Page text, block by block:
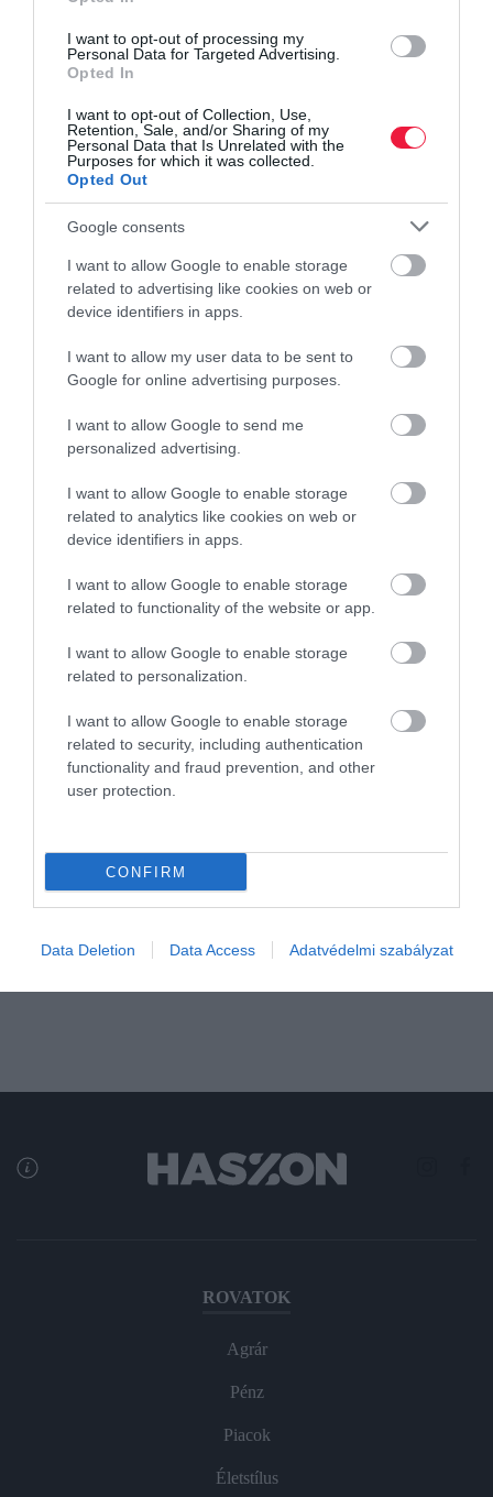
I want to opt-out of processing my
Personal Data for Targeted Advertising.
Opted In
I want to opt-out of Collection, Use,
Retention, Sale, and/or Sharing of my
Personal Data that Is Unrelated with the
Purposes for which it was collected.
Opted Out
Google consents
I want to allow Google to enable storage
related to advertising like cookies on web or
device identifiers in apps.
I want to allow my user data to be sent to
Google for online advertising purposes.
I want to allow Google to send me
personalized advertising.
I want to allow Google to enable storage
related to analytics like cookies on web or
device identifiers in apps.
I want to allow Google to enable storage
related to functionality of the website or app.
I want to allow Google to enable storage
related to personalization.
I want to allow Google to enable storage
related to security, including authentication
functionality and fraud prevention, and other
user protection.
CONFIRM
Data Deletion Data Access Adatvédelmi szabályzat
taglétszáma: 2026 első negyedévében több mint 12 ezren
csatlakoztak valamelyik kasszához, míg tavaly összesen több mint
LÉGIKÖZLEKEDÉS
Ezek a világ legtöbb pénzt termelő légitársaságai
legprofitábilisabb szereplő összesen 25,11 milliárd dollár, vagyis
mintegy 8,8 ezer milliárd forint nyereséget termelt. A toplistát
rectangle
ROVATOK
Agrár
Pénz
Piacok
Életstílus